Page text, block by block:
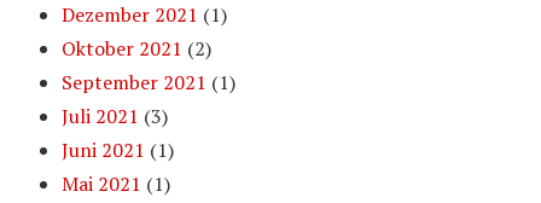
Dezember 2021 (1)
Oktober 2021 (2)
September 2021 (1)
Juli 2021 (3)
Juni 2021 (1)
Mai 2021 (1)